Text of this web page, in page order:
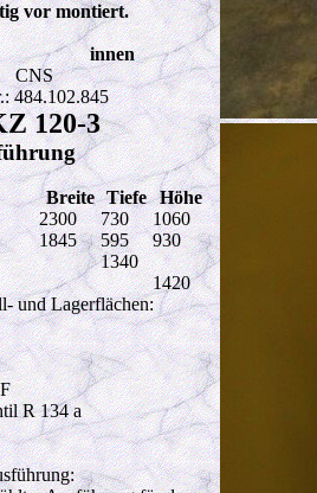
vor montiert.
innen
CNS
484.102.845
120-3
Breite
Tiefe
Höhe
2300 730
1060
1845 595
930
1340
1420
und Lagerflächen:
R 134 a